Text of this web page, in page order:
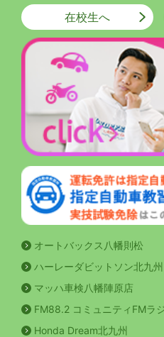
在校生へ
オートバックス八幡則松
ハーレーダビットソン北九州
マッハ車検八幡陣原店
FM88.2 コミュニティFMラ
Honda Dream北九州